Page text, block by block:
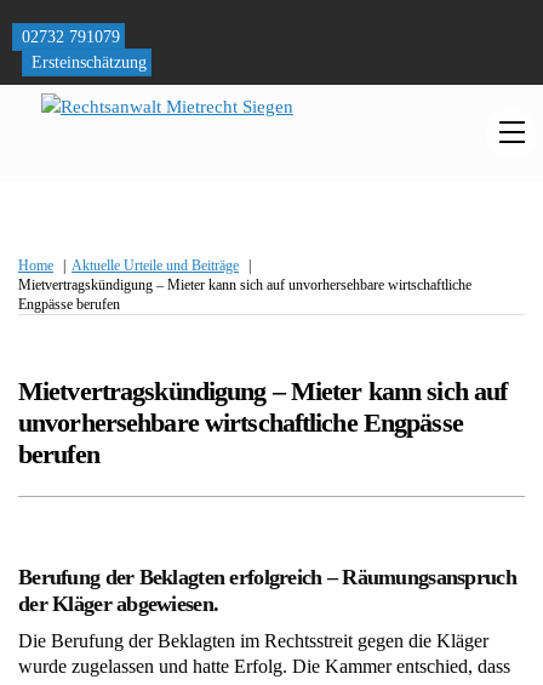
content
02732 791079
Ersteinschätzung
Home
Aktuelle Urteile und Beiträge
Mietvertragskündigung – Mieter kann sich auf unvorhersehbare wirtschaftliche
Engpässe berufen
Mietvertragskündigung – Mieter kann sich auf
unvorhersehbare wirtschaftliche Engpässe
berufen
Berufung der Beklagten erfolgreich – Räumungsanspruch
der Kläger abgewiesen.
Die Berufung der Beklagten im Rechtsstreit gegen die Kläger
wurde zugelassen und hatte Erfolg. Die Kammer entschied, dass